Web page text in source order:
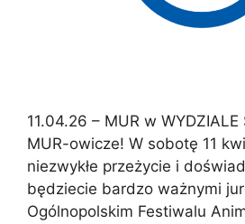
11.04.26 – MUR w WYDZIALE
MUR-owicze! W sobotę 11
niezwykłe przeżycie i
będziecie bardzo ważnymi
Ogólnopolskim Festiwalu